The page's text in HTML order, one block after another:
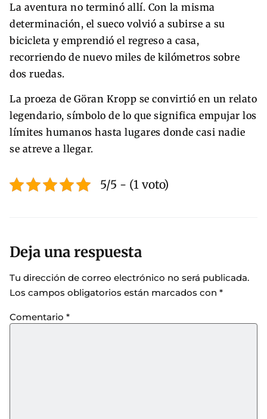
La aventura no terminó allí. Con la misma
determinación, el sueco volvió a subirse a su
bicicleta y emprendió el regreso a casa,
recorriendo de nuevo miles de kilómetros sobre
dos ruedas.
La proeza de Göran Kropp se convirtió en un relato
legendario, símbolo de lo que significa empujar los
límites humanos hasta lugares donde casi nadie
se atreve a llegar.
5/5 - (1 voto)
Deja una respuesta
Tu dirección de correo electrónico no será publicada.
Los campos obligatorios están marcados con *
Comentario *